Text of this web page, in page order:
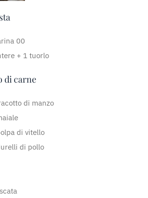
00
+ 1 tuorlo
di carne
di manzo
di vitello
di pollo